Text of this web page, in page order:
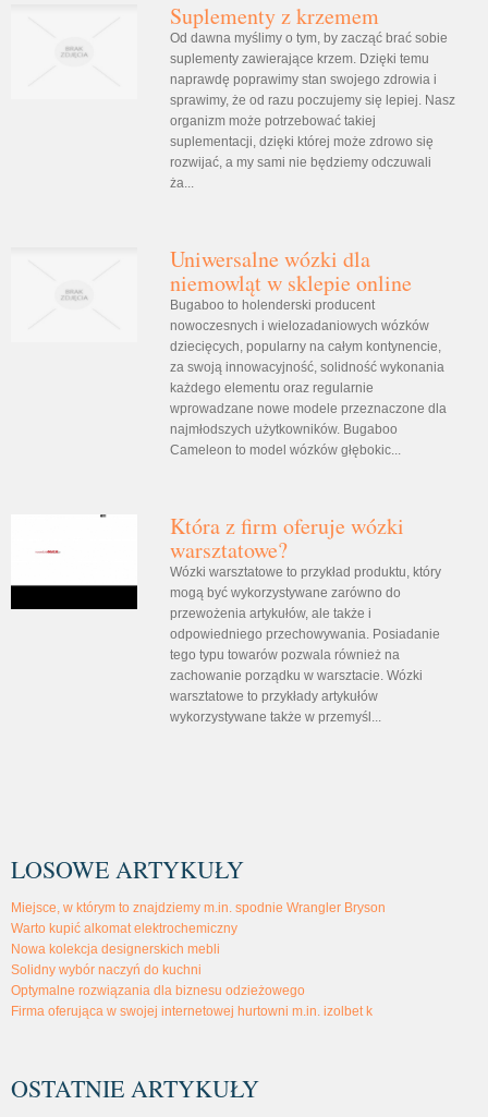
Suplementy z krzemem
Od dawna myślimy o tym, by zacząć brać sobie
suplementy zawierające krzem. Dzięki temu
naprawdę poprawimy stan swojego zdrowia i
sprawimy, że od razu poczujemy się lepiej. Nasz
organizm może potrzebować takiej
suplementacji, dzięki której może zdrowo się
rozwijać, a my sami nie będziemy odczuwali
ża...
Uniwersalne wózki dla
niemowląt w sklepie online
Bugaboo to holenderski producent
nowoczesnych i wielozadaniowych wózków
dziecięcych, popularny na całym kontynencie,
za swoją innowacyjność, solidność wykonania
każdego elementu oraz regularnie
wprowadzane nowe modele przeznaczone dla
najmłodszych użytkowników. Bugaboo
Cameleon to model wózków głębokic...
Która z firm oferuje wózki
warsztatowe?
Wózki warsztatowe to przykład produktu, który
mogą być wykorzystywane zarówno do
przewożenia artykułów, ale także i
odpowiedniego przechowywania. Posiadanie
tego typu towarów pozwala również na
zachowanie porządku w warsztacie. Wózki
warsztatowe to przykłady artykułów
wykorzystywane także w przemyśl...
LOSOWE ARTYKUŁY
Miejsce, w którym to znajdziemy m.in. spodnie Wrangler Bryson
Warto kupić alkomat elektrochemiczny
Nowa kolekcja designerskich mebli
Solidny wybór naczyń do kuchni
Optymalne rozwiązania dla biznesu odzieżowego
Firma oferująca w swojej internetowej hurtowni m.in. izolbet k
OSTATNIE ARTYKUŁY